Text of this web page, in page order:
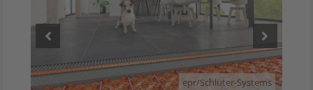
epr/Schlüter-Systems